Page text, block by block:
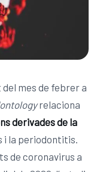
mes de febrer a
relaciona
derivades de la
i la periodontitis.
de coronavirus a